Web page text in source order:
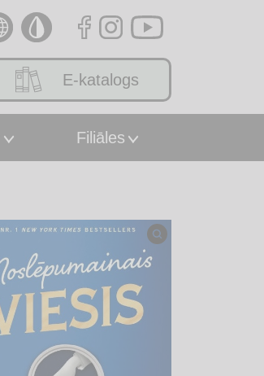
E-katalogs
Filiāles